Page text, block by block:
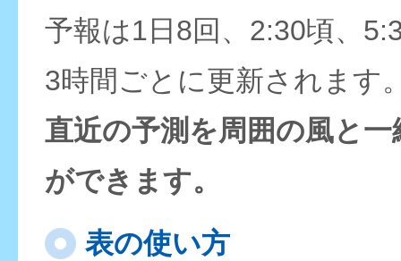
予報は1日8回、2:30頃、
3時間ごとに更新されます
直近の予測を周囲の風と
ができます。
表の使い方